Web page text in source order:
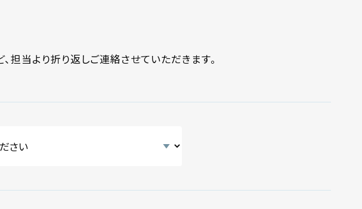
担当より折り返しご連絡させていただきます。